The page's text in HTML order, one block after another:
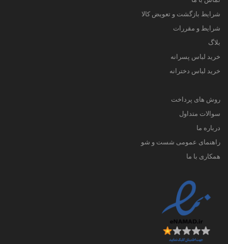
شرایط بازگشت و تعویض کالا
شرایط و مقررات
بلاگ
خرید لباس پسرانه
خرید لباس دخترانه
روش های پرداخت
سوالات متداول
درباره ما
راهنمای عمومی شست و شو
همکاری با ما